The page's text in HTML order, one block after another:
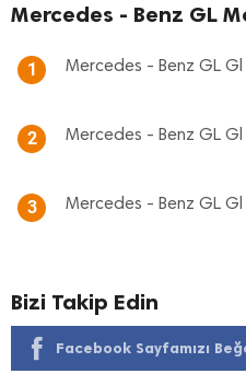
Mercedes - Benz GL
1 Mercedes - Benz GL Gl
2 Mercedes - Benz GL Gl
3 Mercedes - Benz GL Gl
Bizi Takip Edin
Facebook Sayfamızı